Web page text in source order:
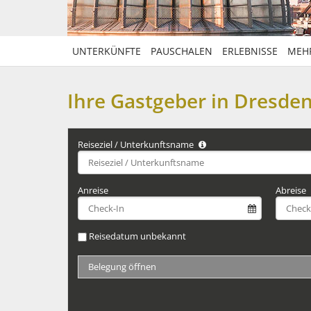
UNTERKÜNFTE PAUSCHALEN ERLEBNISSE
Ihre Gastgeber in
Reiseziel / Unterkunftsname
Anreise Abreise
Reisedatum unbekannt
Belegung öffnen